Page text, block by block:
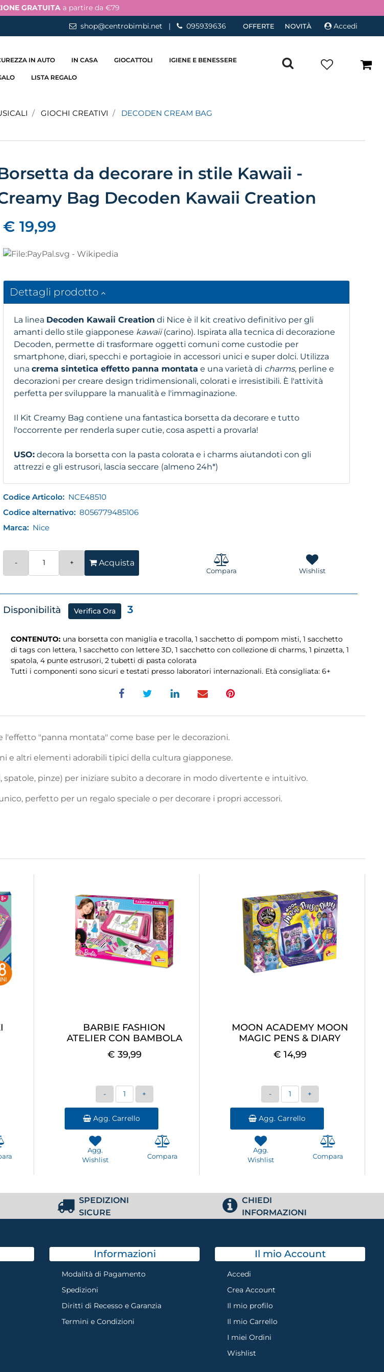
GRATUITA a partire da €79
shop@centrobimbi.net | 095939636 OFFERTE NOVITÀ Accedi
IN AUTO IN CASA GIOCATTOLI IGIENE E BENESSERE
LISTA REGALO
GIOCHI CREATIVI DECODEN CREAM BAG
da decorare in stile Kawaii -
Bag Decoden Kawaii Creation
€ 19,99
Dettagli prodotto
La linea Decoden Kawaii Creation di Nice è il kit creativo definitivo per gli
amanti dello stile giapponese kawaii(carino). Ispirata alla tecnica di decorazione
Decoden, permette di trasformare oggetti comuni come custodie per
smartphone, diari, specchi e portagioie in accessori unici e super dolci. Utilizza
unacrema sintetica effetto panna montata e una varietà di charms, perline e
decorazioni per creare design tridimensionali, colorati e irresistibili. È l'attività
perfetta per sviluppare la manualità e l'immaginazione.
Il Kit Creamy Bag contiene una fantastica borsetta da decorare e tutto
l'occorrente per renderla super cutie, cosa aspetti a provarla!
USO: decora la borsetta con la pasta colorata e i charms aiutandoti con gli
attrezzi e gli estrusori, lascia seccare (almeno 24h*)
Codice Articolo: NCE48510
Codice alternativo: 8056779485106
Marca: Nice
Acquista
Compara Wishlist
Disponibilità Verifica Ora 3
CONTENUTO: una borsetta con maniglia e tracolla, 1 sacchetto di pompom misti, 1 sacchetto
di tags con lettera, 1 sacchetto con lettere 3D, 1 sacchetto con collezione di charms, 1 pinzetta, 1
spatola, 4 punte estrusori, 2 tubetti di pasta colorata
Tutti i componenti sono sicuri e testati presso laboratori internazionali. Età consigliata: 6+
"panna montata" come base per le decorazioni.
e altri elementi adorabili tipici della cultura giapponese.
pinze) per iniziare subito a decorare in modo divertente e intuitivo.
perfetto per un regalo speciale o per decorare i propri accessori.
BARBIE FASHION
ATELIER CON BAMBOLA
€ 39,99
Quantità
Agg. Carrello
Agg.
Wishlist
Compara
MOON ACADEMY MOON
MAGIC PENS & DIARY
€ 14,99
Quantità
Agg. Carrello
Agg.
Wishlist
Compara
SPEDIZIONI
SICURE
CHIEDI
INFORMAZIONI
Informazioni
Modalità di Pagamento
Spedizioni
Diritti di Recesso e Garanzia
Termini e Condizioni
Il mio Account
Accedi
Crea Account
Il mio profilo
Il mio Carrello
I miei Ordini
Wishlist